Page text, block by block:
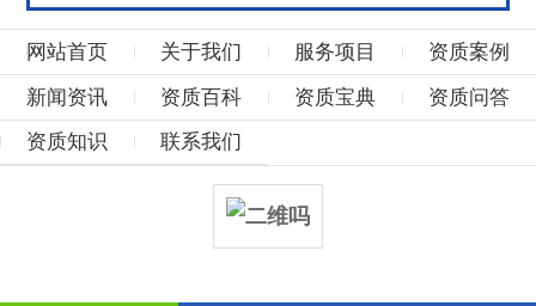
网站首页 关于我们 服务项目 资质案例
新闻资讯 资质百科 资质宝典 资质问答
资质知识 联系我们